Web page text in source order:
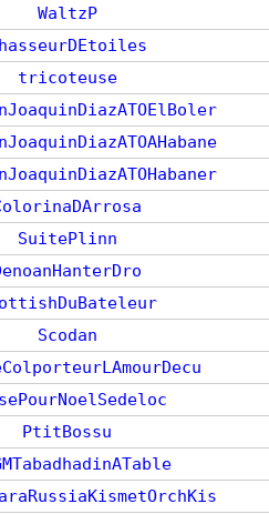
WaltzP
tricoteuse
SuitePlinn
Scodan
PtitBossu